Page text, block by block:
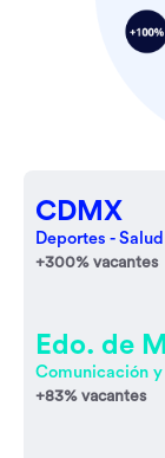
CDMX
Deportes -
+300% vacantes
Edo. de
Comunicación
+83% vacantes